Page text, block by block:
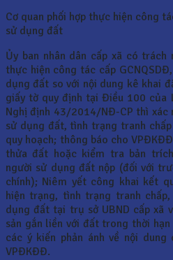
Cơ quan phối hợp thực hiện công
sử dụng đất
Ủy ban nhân dân cấp xã có
thực hiện công tác cấp
dụng đất so với nội dung kê khai
giấy tờ quy định tại Điều 100
Nghị định 43/2014/NĐ-CP thì xác
sử dụng đất, tình trạng tranh
quy hoạch; thông báo cho
thửa đất hoặc kiểm tra bản
người sử dụng đất nộp (đối với
chính); Niêm yết công khai kết
hiện trạng, tình trạng tranh
dụng đất tại trụ sở UBND cấp xã
sản gắn liền với đất trong thời
các ý kiến phản ánh về nội
VPĐKĐĐ.